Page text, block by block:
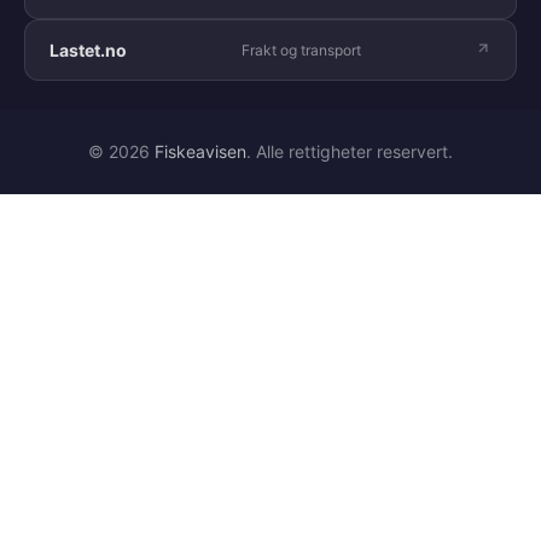
Lastet.no Frakt og transport
© 2026 Fiskeavisen. Alle rettigheter reservert.